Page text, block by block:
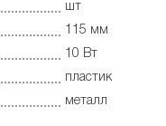
шт
115 мм
10 Вт
пластик
металл